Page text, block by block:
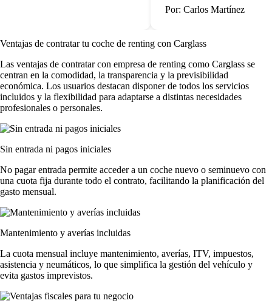
Por: Carlos Martínez
Ventajas de contratar tu coche de renting con Carglass
Las ventajas de contratar con empresa de renting como Carglass se
centran en la comodidad, la transparencia y la previsibilidad
económica. Los usuarios destacan disponer de todos los servicios
incluidos y la flexibilidad para adaptarse a distintas necesidades
profesionales o personales.
Sin entrada ni pagos iniciales
No pagar entrada permite acceder a un coche nuevo o seminuevo con
una cuota fija durante todo el contrato, facilitando la planificación del
gasto mensual.
Mantenimiento y averías incluidas
La cuota mensual incluye mantenimiento, averías, ITV, impuestos,
asistencia y neumáticos, lo que simplifica la gestión del vehículo y
evita gastos imprevistos.